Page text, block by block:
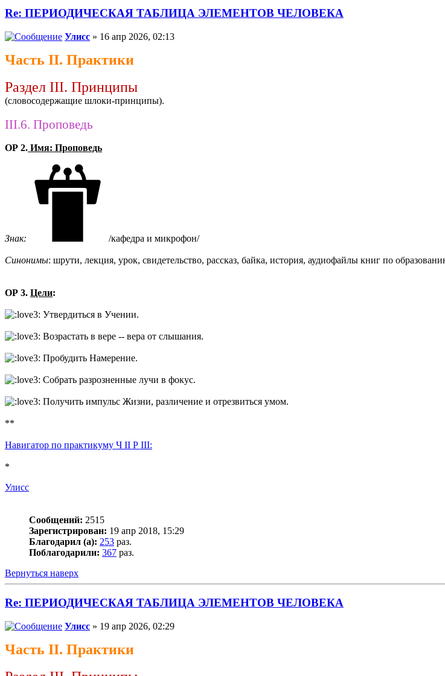
Re: ПЕРИОДИЧЕСКАЯ ТАБЛИЦА ЭЛЕМЕНТОВ ЧЕЛОВЕКА
Улисс » 16 апр 2026, 02:13
Часть II. Практики
Раздел III. Принципы
(словосодержащие шлоки-принципы).
III.6. Проповедь
ОР 2. Имя: Проповедь
Знак: /кафедра и микрофон/
Синонимы: шрути, лекция, урок, свидетельство, рассказ, байка, история, аудиофайлы книг по
ОР 3. Цели:
Утвердиться в Учении.
Возрастать в вере -- вера от слышания.
Пробудить Намерение.
Собрать разрозненные лучи в фокус.
Получить импульс Жизни, различение и отрезвиться умом.
**
Навигатор по практикуму Ч II Р III:
*
Улисс
Сообщений: 2515
Зарегистрирован: 19 апр 2018, 15:29
Благодарил (а): 253 раз.
Поблагодарили: 367 раз.
Вернуться наверх
Re: ПЕРИОДИЧЕСКАЯ ТАБЛИЦА ЭЛЕМЕНТОВ ЧЕЛОВЕКА
Улисс » 19 апр 2026, 02:29
Часть II. Практики